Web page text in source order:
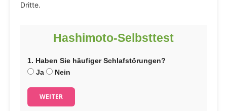
Dritte.
Hashimoto-Selbsttest
1. Haben Sie häufiger Schlafstörungen?
Ja
Nein
WEITER